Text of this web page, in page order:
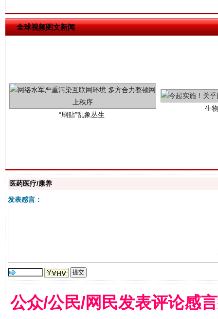
全球视频图文新闻
揭批美国五大"原罪"
医药医疗/康养
发表感言：
公众/公民/网民发表评论感